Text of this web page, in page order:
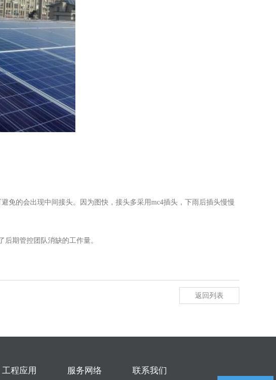
免的会出现中间接头。因为图快，接头多采用mc4插头，下雨后插头慢慢
期管控团队消缺的工作量。
返回列表
工程应用 服务网络 联系我们